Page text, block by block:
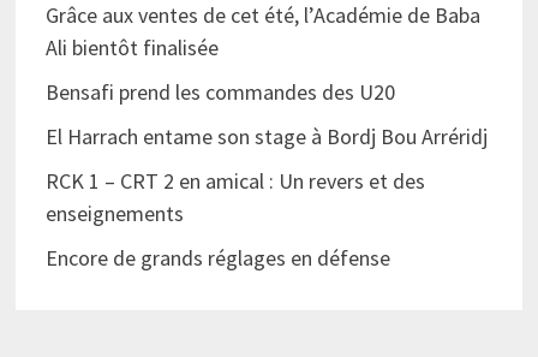
Grâce aux ventes de cet été, l’Académie de Baba
Ali bientôt finalisée
Bensafi prend les commandes des U20
El Harrach entame son stage à Bordj Bou Arréridj
RCK 1 – CRT 2 en amical : Un revers et des
enseignements
Encore de grands réglages en défense